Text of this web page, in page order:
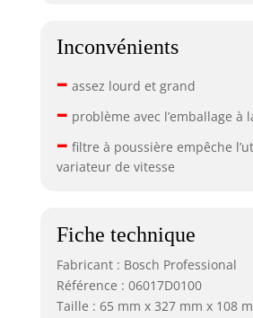
Inconvénients
– assez lourd et grand
– problème avec l’emballage à
– filtre à poussière empêche
variateur de vitesse
Fiche technique
Fabricant : Bosch Professional
Référence : 06017D0100
Taille : 65 mm x 327 mm x 108